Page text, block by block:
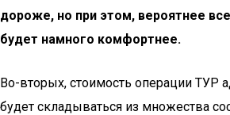
дороже, но при этом, вероятнее
будет намного комфортнее.
Во-вторых, стоимость операции ТУР
будет складываться из множества